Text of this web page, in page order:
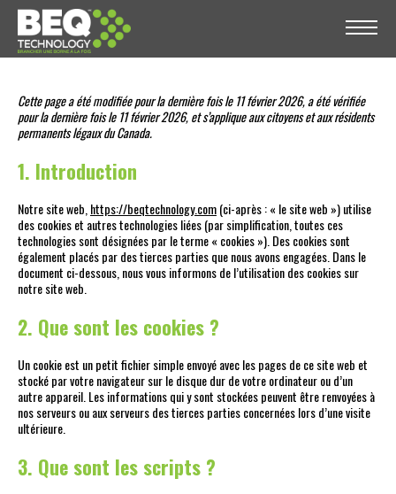
Cette page a été modifiée pour la dernière fois le 11 février 2026, a été vérifiée
pour la dernière fois le 11 février 2026, et s’applique aux citoyens et aux résidents
permanents légaux du Canada.
1. Introduction
Notre site web, https://beqtechnology.com(ci-après : « le site web ») utilise
des cookies et autres technologies liées (par simplification, toutes ces
technologies sont désignées par le terme « cookies »). Des cookies sont
également placés par des tierces parties que nous avons engagées. Dans le
document ci-dessous, nous vous informons de l’utilisation des cookies sur
notre site web.
2. Que sont les cookies ?
Un cookie est un petit fichier simple envoyé avec les pages de ce site web et
stocké par votre navigateur sur le disque dur de votre ordinateur ou d’un
autre appareil. Les informations qui y sont stockées peuvent être renvoyées à
nos serveurs ou aux serveurs des tierces parties concernées lors d’une visite
ultérieure.
3. Que sont les scripts ?